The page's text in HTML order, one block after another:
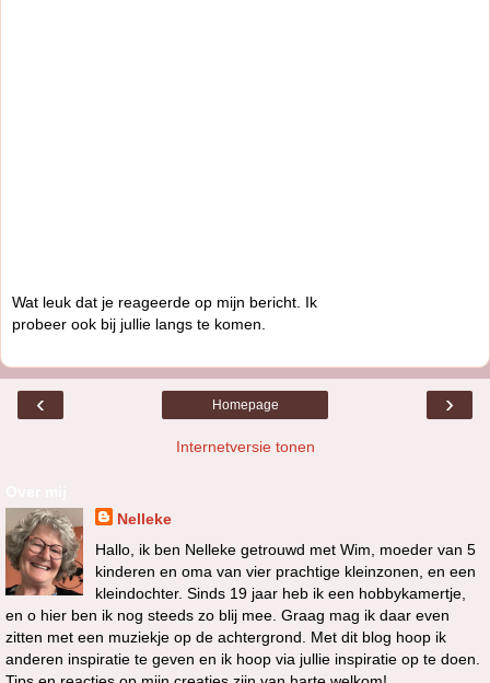
Wat leuk dat je reageerde op mijn bericht. Ik
probeer ook bij jullie langs te komen.
‹ ›
Homepage
Internetversie tonen
Nelleke
Hallo, ik ben Nelleke getrouwd met Wim, moeder van 5
kinderen en oma van vier prachtige kleinzonen, en een
kleindochter. Sinds 19 jaar heb ik een hobbykamertje,
en o hier ben ik nog steeds zo blij mee. Graag mag ik daar even
zitten met een muziekje op de achtergrond. Met dit blog hoop ik
anderen inspiratie te geven en ik hoop via jullie inspiratie op te doen.